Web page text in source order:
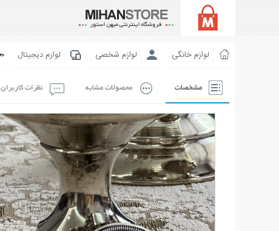
لوازم خانگی لوازم شخصی لوازم دیجیتال
مشخصات محصولات مشابه نظرات کاربران